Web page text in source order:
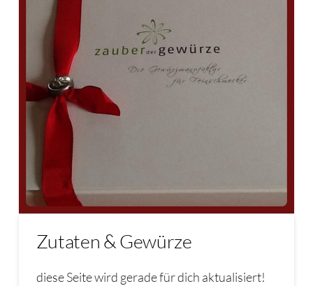
Zutaten & Gewürze
diese Seite wird gerade für dich aktualisiert!